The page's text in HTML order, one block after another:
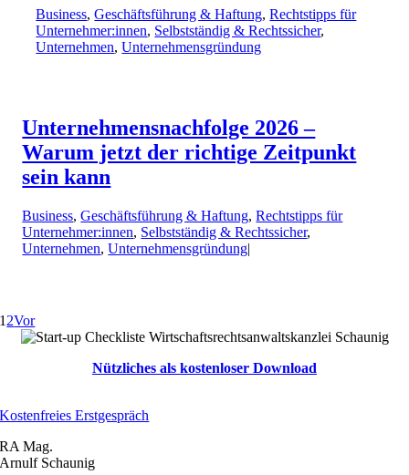
Business,Geschäftsführung & Haftung,Rechtstipps für
Unternehmer:innen, Selbstständig & Rechtssicher,
Unternehmen,Unternehmensgründung
Unternehmensnachfolge 2026 –
Warum jetzt der richtige Zeitpunkt
sein kann
Business,Geschäftsführung & Haftung,Rechtstipps für
Unternehmer:innen, Selbstständig & Rechtssicher,
Unternehmen,Unternehmensgründung|
1 2Vor
Nützliches als kostenloser Download
Kostenfreies Erstgespräch
RA Mag.
Arnulf Schaunig